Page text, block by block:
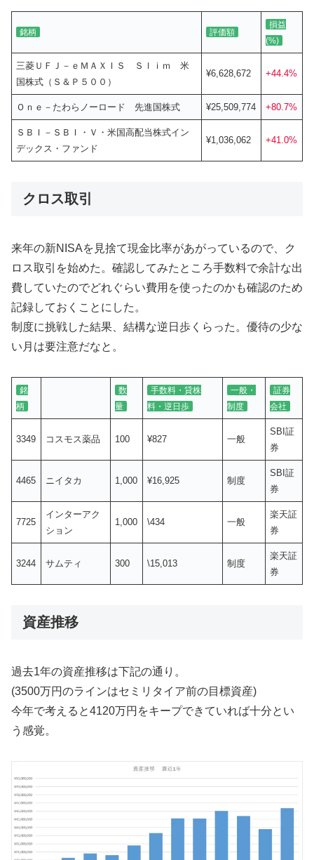
銘柄 評価額
損益
(%)
三菱ＵＦＪ－ｅＭＡＸＩＳ Ｓｌｉｍ 米
国株式（Ｓ＆Ｐ５００）
¥6,628,672 +44.4%
Ｏｎｅ－たわらノーロード 先進国株式 ¥25,509,774 +80.7%
ＳＢＩ－ＳＢＩ・Ｖ・米国高配当株式イン
デックス・ファンド
¥1,036,062 +41.0%
クロス取引
来年の新NISAを見捨て現金比率があがっているので、ク
ロス取引を始めた。確認してみたところ手数料で余計な出
費していたのでどれぐらい費用を使ったのかも確認のため
記録しておくことにした。
制度に挑戦した結果、結構な逆日歩くらった。優待の少な
い月は要注意だなと。
銘
柄
数
量
手数料・貸株
料・逆日歩
一般・
制度
証券
会社
3349 コスモス薬品 100 ¥827 一般
SBI証
券
4465 ニイタカ 1,000 ¥16,925 制度
SBI証
券
7725
インターアク
ション
1,000 \434 一般
楽天証
券
3244 サムティ 300 \15,013 制度
楽天証
券
資産推移
過去1年の資産推移は下記の通り。
(3500万円のラインはセミリタイア前の目標資産)
今年で考えると4120万円をキープできていれば十分とい
う感覚。